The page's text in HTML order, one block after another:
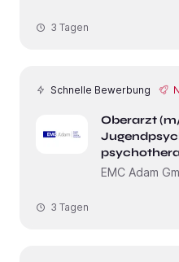
3 Tagen
Schnelle Bewerbung
Oberarzt
EMC Adam
3 Tagen